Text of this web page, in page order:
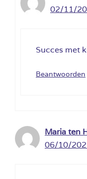
02/11/
Succes met
Beantwoorden
Maria ten
06/10/